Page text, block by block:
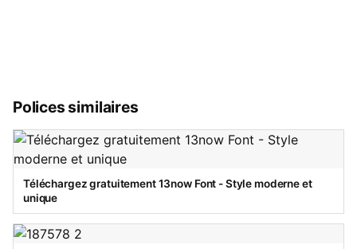
Polices similaires
Téléchargez gratuitement 13now Font - Style moderne et
unique